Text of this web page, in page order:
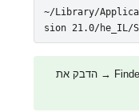
~/Library/
sion 21.0/
💡 קיצור דרך: Finder → Go → Go to Folder → הדבק את